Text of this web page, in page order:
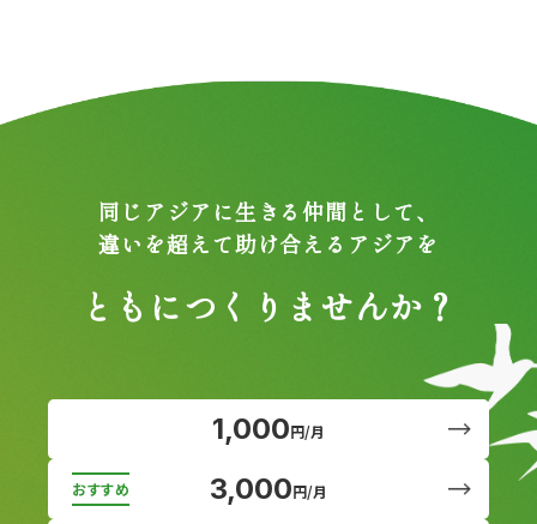
同じアジアに生きる仲間として、
違いを超えて助け合えるアジアを
ともにつくりませんか？
1,000円/月
3,000円/月